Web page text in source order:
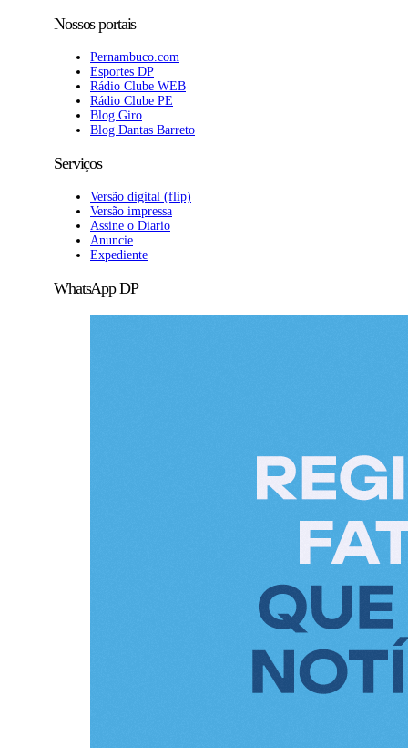
Nossos portais
Pernambuco.com
Esportes DP
Rádio Clube WEB
Rádio Clube PE
Blog Giro
Blog Dantas Barreto
Serviços
Versão digital (flip)
Versão impressa
Assine o Diario
Anuncie
Expediente
WhatsApp DP